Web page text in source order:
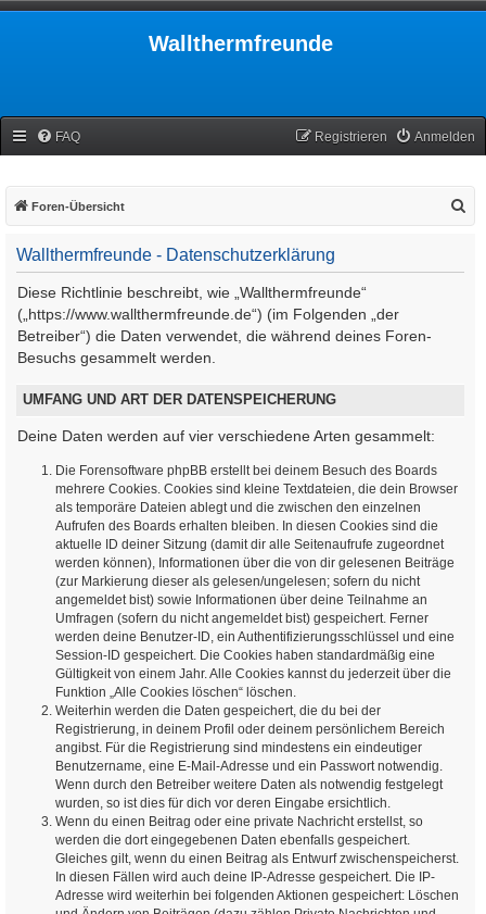
Wallthermfreunde
FAQ Anmelden
Registrieren
Foren-Übersicht
Wallthermfreunde - Datenschutzerklärung
Diese Richtlinie beschreibt, wie „Wallthermfreunde“
(„https://www.wallthermfreunde.de“) (im Folgenden „der
Betreiber“) die Daten verwendet, die während deines Foren-
Besuchs gesammelt werden.
UMFANG UND ART DER DATENSPEICHERUNG
Deine Daten werden auf vier verschiedene Arten gesammelt:
Die Forensoftware phpBB erstellt bei deinem Besuch des Boards
mehrere Cookies. Cookies sind kleine Textdateien, die dein Browser
als temporäre Dateien ablegt und die zwischen den einzelnen
Aufrufen des Boards erhalten bleiben. In diesen Cookies sind die
aktuelle ID deiner Sitzung (damit dir alle Seitenaufrufe zugeordnet
werden können), Informationen über die von dir gelesenen Beiträge
(zur Markierung dieser als gelesen/ungelesen; sofern du nicht
angemeldet bist) sowie Informationen über deine Teilnahme an
Umfragen (sofern du nicht angemeldet bist) gespeichert. Ferner
werden deine Benutzer-ID, ein Authentifizierungsschlüssel und eine
Session-ID gespeichert. Die Cookies haben standardmäßig eine
Gültigkeit von einem Jahr. Alle Cookies kannst du jederzeit über die
Funktion „Alle Cookies löschen“ löschen.
Weiterhin werden die Daten gespeichert, die du bei der
Registrierung, in deinem Profil oder deinem persönlichem Bereich
angibst. Für die Registrierung sind mindestens ein eindeutiger
Benutzername, eine E-Mail-Adresse und ein Passwort notwendig.
Wenn durch den Betreiber weitere Daten als notwendig festgelegt
wurden, so ist dies für dich vor deren Eingabe ersichtlich.
Wenn du einen Beitrag oder eine private Nachricht erstellst, so
werden die dort eingegebenen Daten ebenfalls gespeichert.
Gleiches gilt, wenn du einen Beitrag als Entwurf zwischenspeicherst.
In diesen Fällen wird auch deine IP-Adresse gespeichert. Die IP-
Adresse wird weiterhin bei folgenden Aktionen gespeichert: Löschen